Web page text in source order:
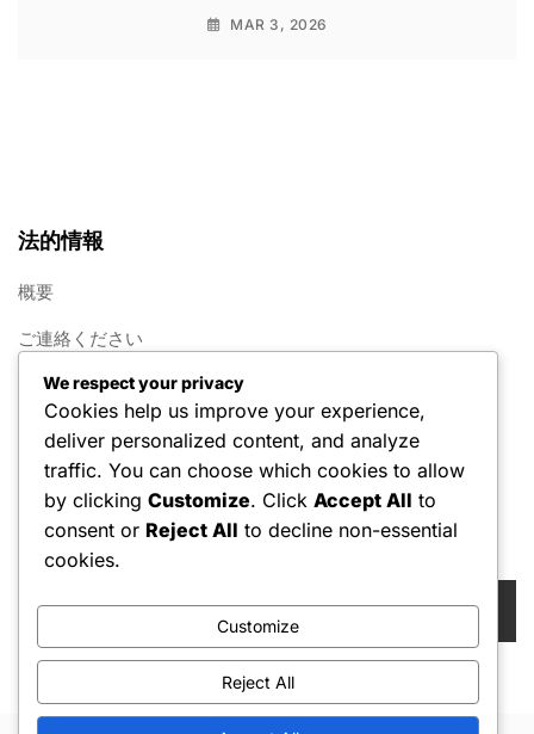
MAR 3, 2026
法的情報
概要
ご連絡ください
クッキー設定
利用規約
データ保護方針
検索
We respect your privacy
Cookies help us improve your experience,
deliver personalized content, and analyze
traffic. You can choose which cookies to allow
by clicking Customize. Click Accept All to
consent or Reject All to decline non-essential
cookies.
Customize
Reject All